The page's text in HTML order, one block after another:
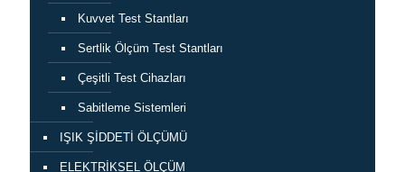
Kuvvet Test Stantları
Sertlik Ölçüm Test Stantları
Çeşitli Test Cihazları
Sabitleme Sistemleri
IŞIK ŞİDDETİ ÖLÇÜMÜ
ELEKTRİKSEL ÖLÇÜM